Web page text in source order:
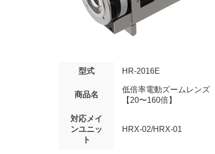
型式 HR-2016E
商品名
低倍率電動ズームレンズ
【20〜160倍】
対応メイ
ンユニッ
ト
HRX-02/HRX-01